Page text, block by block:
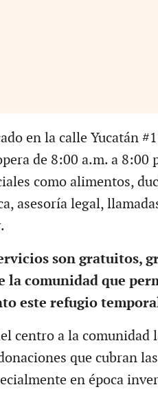
en la calle Yucatán
de 8:00 a.m. a 8:00
como alimentos,
asesoría legal,
son gratuitos,
la comunidad que
este refugio
centro a la comunidad
que cubran
en época